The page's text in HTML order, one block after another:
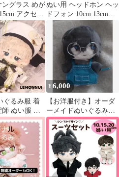
ングラス めが
アクセサ
カラー メガネ
い服 服 着
しゃれ ぬい活
丸めがね 日常
ぐるみ
ぬい用 ヘッドホン ヘッ
ドフォン 10cm 13cm
15cm 20cm ぬいぐるみ
用 アクセサリー 小物
ミニ ドール用 ヘッドセ
ット 着せ替え 推し活
ぬい活 棉花娃娃 ドール
人形 マスコット ちび
かわいい おしゃれ ぬい
撮り 撮影 推しぬい ぬ
い服
ぐるみ服 着
ぬい服 ち
活-B3415
¥6,000
【お洋服付き】オーダ
ーメイドぬいぐるみ販
売